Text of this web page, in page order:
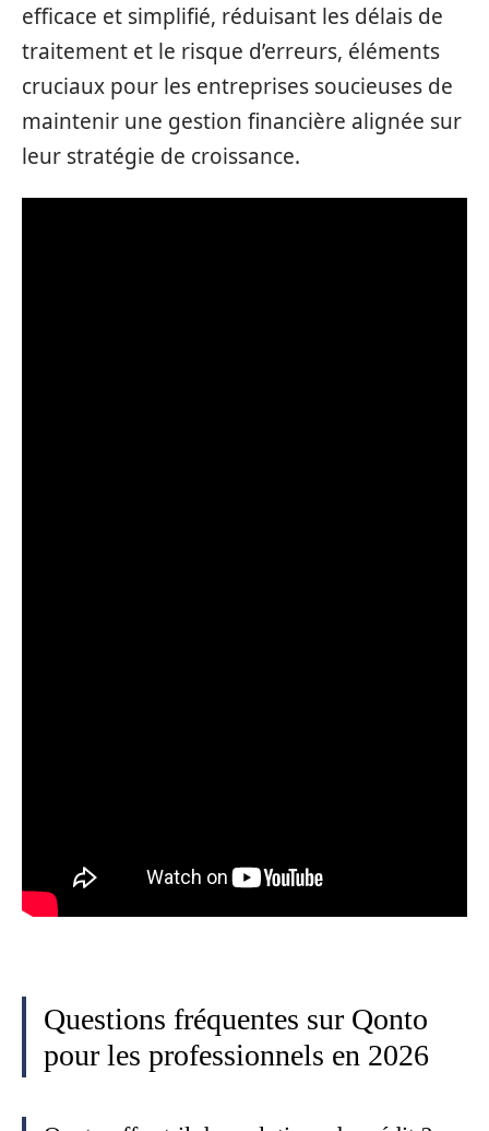
efficace et simplifié, réduisant les délais de
traitement et le risque d’erreurs, éléments
cruciaux pour les entreprises soucieuses de
maintenir une gestion financière alignée sur
leur stratégie de croissance.
Questions fréquentes sur Qonto
pour les professionnels en 2026